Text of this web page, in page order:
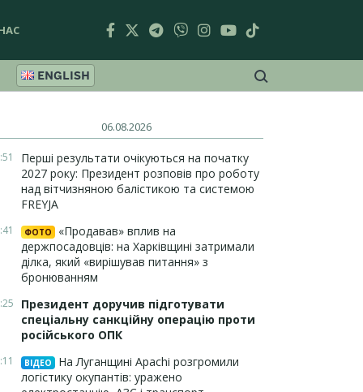
ENGLISH
06.08.2026
Перші результати очікуються на початку
2027 року: Президент розповів про роботу
над вітчизняною балістикою та системою
FREYJA
ФОТО
«Продавав» вплив на
держпосадовців: на Харківщині затримали
ділка, який «вирішував питання» з
бронюванням
Президент доручив підготувати
спеціальну санкційну операцію проти
російського ОПК
ВІДЕО
На Луганщині Apachi розгромили
логістику окупантів: уражено